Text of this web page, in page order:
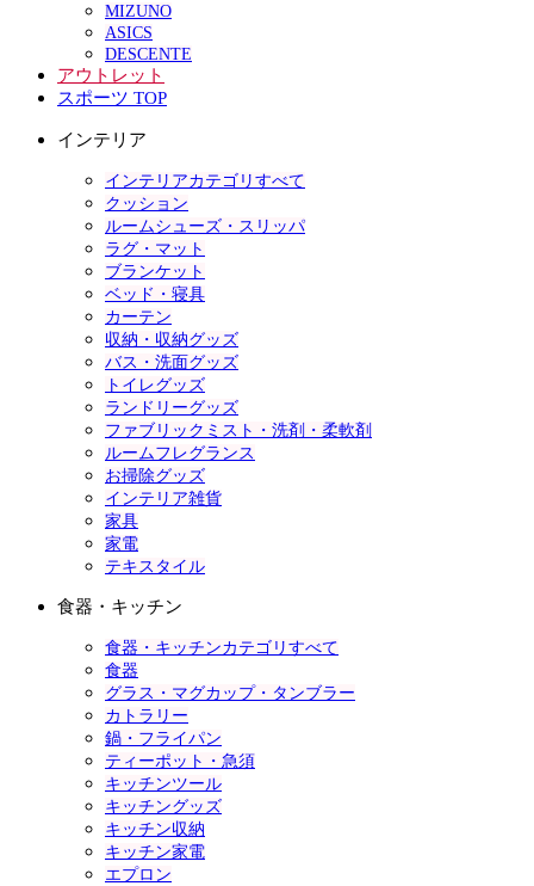
MIZUNO
ASICS
DESCENTE
アウトレット
スポーツ TOP
インテリア
インテリアカテゴリすべて
クッション
ルームシューズ・スリッパ
ラグ・マット
ブランケット
ベッド・寝具
カーテン
収納・収納グッズ
バス・洗面グッズ
トイレグッズ
ランドリーグッズ
ファブリックミスト・洗剤・柔軟剤
ルームフレグランス
お掃除グッズ
インテリア雑貨
家具
家電
テキスタイル
食器・キッチン
食器・キッチンカテゴリすべて
食器
グラス・マグカップ・タンブラー
カトラリー
鍋・フライパン
ティーポット・急須
キッチンツール
キッチングッズ
キッチン収納
キッチン家電
エプロン